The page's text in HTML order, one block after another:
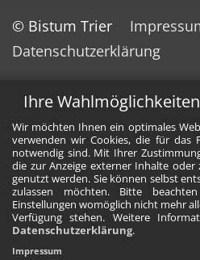
Ihre
Wir möchten Ihnen ein optimales
verwenden wir Cookies, die für das
notwendig sind. Mit Ihrer
die zur Anzeige externer Inhalte oder
genutzt werden. Sie können selbst
zulassen möchten. Bitte
Einstellungen womöglich nicht mehr
Verfügung stehen. Weitere
Datenschutzerklärung.
Impressum
© Bistum Trier
Datenschutzerklärung